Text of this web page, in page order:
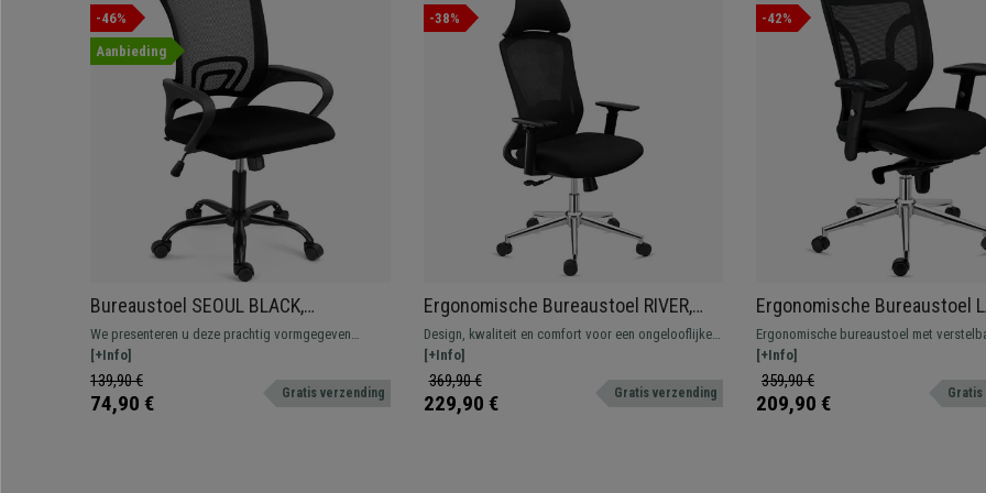
-46%
Aanbieding
Bureaustoel SEOUL BLACK,
Lendensteun, Zwart Metalen
Onderstel, Zwart
We presenteren u deze prachtig vormgegeven
bureaustoel, verkrijgbaar in verschillende kleuren en
met mesh rugleuning en gestoffeerde zitting.
[+Info]
139,90 €
74,90 € Gratis verzending
-38%
Ergonomische Bureaustoel RIVER,
Hoofdsteun, Comfort en Design,
Intensief Gebruik 8H, in Zwarte Mesh
Design, kwaliteit en comfort voor een ongelooflijke
prijs! Met hoofdsteun en geschikt voor intensief
gebruik.
[+Info]
369,90 €
229,90 € Gratis verzending
-42%
Ergonomische Bureaustoel
Gebruik 8 uur per dag,
Lendensteun, Zwart
Ergonomische bureaustoel met
lendensteun. Geschikt voor intensief
uur per dag dankzij de hoge mate van
kwaliteit.
[+Info]
359,90 €
209,90 € Gratis